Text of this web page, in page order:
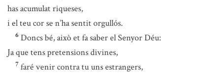
has acumulat riqueses,
i el teu cor se n’ha sentit orgullós.
6 Doncs bé, això et fa saber el Senyor Déu:
Ja que tens pretensions divines,
7 faré venir contra tu uns estrangers,